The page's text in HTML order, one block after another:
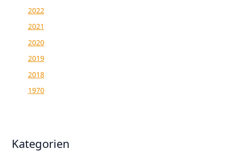
2022
2021
2020
2019
2018
1970
Kategorien